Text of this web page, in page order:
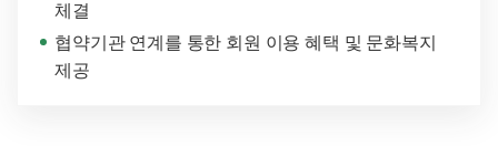
체결
협약기관 연계를 통한 회원 이용 혜택 및 문화복지
제공